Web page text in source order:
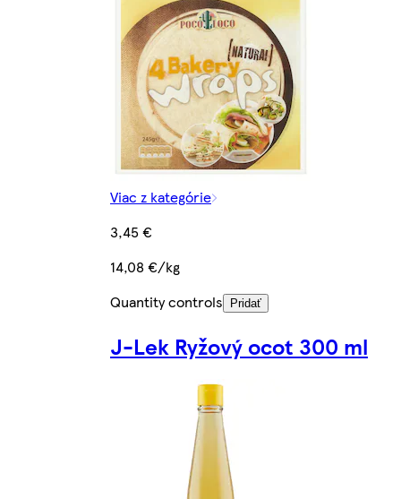
Viac z kategórie
3,45 €
14,08 €/kg
Quantity controls
Pridať
J-Lek Ryžový ocot 300 ml